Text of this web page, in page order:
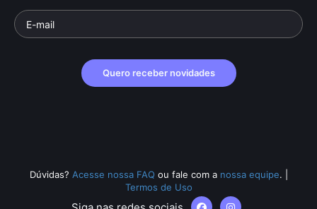
Quero receber novidades
Dúvidas? Acesse nossa FAQ ou fale com a nossa equipe.
Termos de Uso